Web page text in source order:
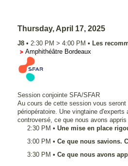
Thursday, April 17, 2025
J8 • 2:30 PM > 4:00 PM • Les
Amphithéâtre Bordeaux
Session conjointe SFA/SFAR
Au cours de cette session vous seront
périopératoire. Une vingtaine
controversé, ce que nous avons
2:30 PM • Une mise en place
3:00 PM • Ce que nous savions.
3:30 PM • Ce que nous avons